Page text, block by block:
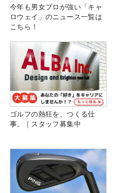
今年も男女プロが強い「キャ
ロウェイ」のニュース一覧は
こちら！
ゴルフの熱狂を、つくる仕
事。｜スタッフ募集中